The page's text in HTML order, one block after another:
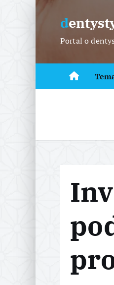
S
e
Portal o